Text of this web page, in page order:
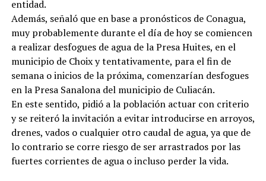
entidad.
Además, señaló que en base a pronósticos de Conagua,
muy probablemente durante el día de hoy se comiencen
a realizar desfogues de agua de la Presa Huites, en el
municipio de Choix y tentativamente, para el fin de
semana o inicios de la próxima, comenzarían desfogues
en la Presa Sanalona del municipio de Culiacán.
En este sentido, pidió a la población actuar con criterio
y se reiteró la invitación a evitar introducirse en arroyos,
drenes, vados o cualquier otro caudal de agua, ya que de
lo contrario se corre riesgo de ser arrastrados por las
fuertes corrientes de agua o incluso perder la vida.